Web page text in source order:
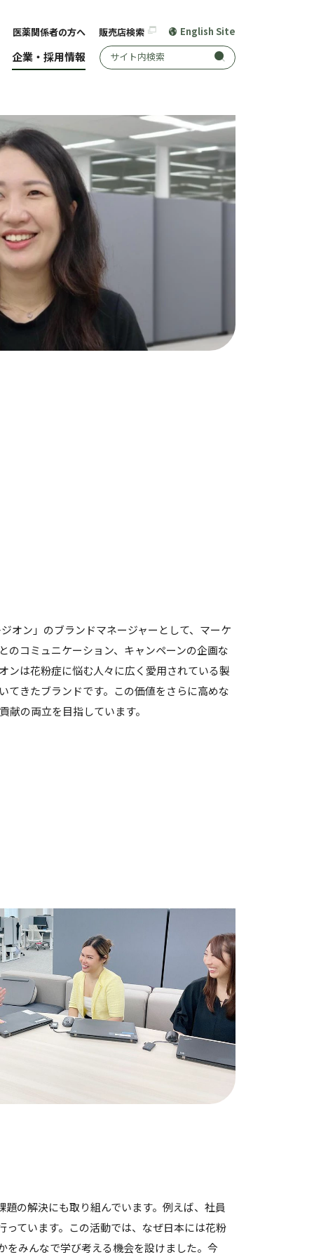
企業・採用情報 サイト内検索
医薬関係者の方へ 販売店検索 English Site
オン」のブランドマネージャーとして、マーケ
のコミュニケーション、キャンペーンの企画な
ンは花粉症に悩む人々に広く愛用されている製
てきたブランドです。この価値をさらに高めな
献の両立を目指しています。
の解決にも取り組んでいます。例えば、社員
ています。この活動では、なぜ日本には花粉
みんなで学び考える機会を設けました。今